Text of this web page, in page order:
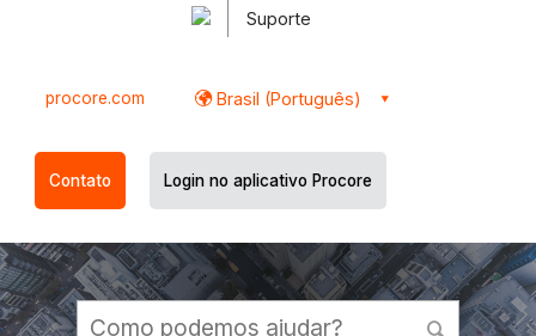
Suporte
procore.com Brasil (Português)
Contato Login no aplicativo Procore